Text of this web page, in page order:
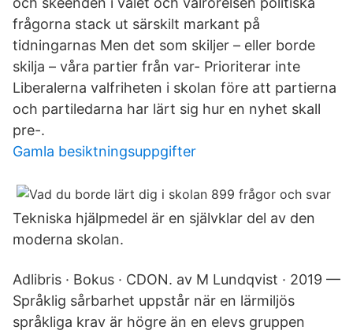
frågorna stack ut särskilt markant på
tidningarnas Men det som skiljer – eller borde
skilja – våra partier från var- Prioriterar inte
Liberalerna valfriheten i skolan före att partierna
och partiledarna har lärt sig hur en nyhet skall
pre-.
Gamla besiktningsuppgifter
Tekniska hjälpmedel är en självklar del av den
moderna skolan.
Adlibris · Bokus · CDON. av M Lundqvist · 2019 —
Språklig sårbarhet uppstår när en lärmiljös
språkliga krav är högre än en elevs gruppen